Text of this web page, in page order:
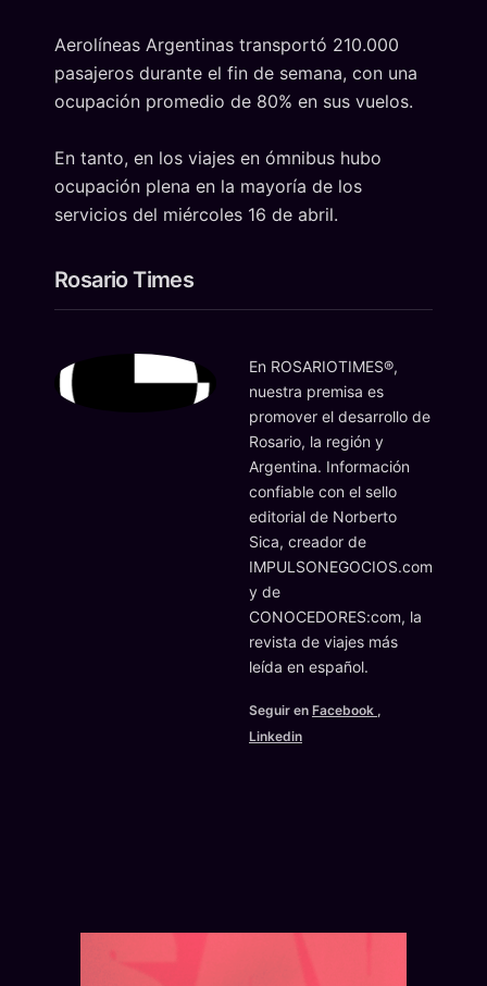
Aerolíneas Argentinas transportó 210.000
pasajeros durante el fin de semana, con una
ocupación promedio de 80% en sus vuelos.
En tanto, en los viajes en ómnibus hubo
ocupación plena en la mayoría de los
servicios del miércoles 16 de abril.
Rosario Times
En ROSARIOTIMES®,
nuestra premisa es
promover el desarrollo de
Rosario, la región y
Argentina. Información
confiable con el sello
editorial de Norberto
Sica, creador de
IMPULSONEGOCIOS.com
y de
CONOCEDORES:com, la
revista de viajes más
leída en español.
Seguir en Facebook ,
Linkedin